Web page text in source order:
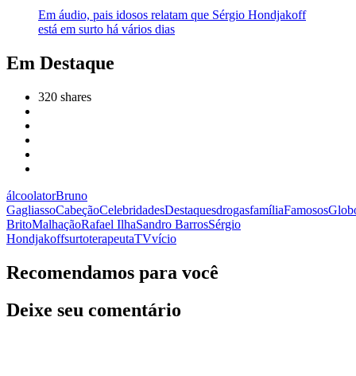
Em áudio, pais idosos relatam que Sérgio Hondjakoff
está em surto há vários dias
Em Destaque
320 shares
álcoolatorBruno
GagliassoCabeçãoCelebridadesDestaquesdrogasfamíliaFamosos
BritoMalhaçãoRafael IlhaSandro BarrosSérgio
HondjakoffsurtoterapeutaTVvício
Recomendamos para você
Deixe seu comentário